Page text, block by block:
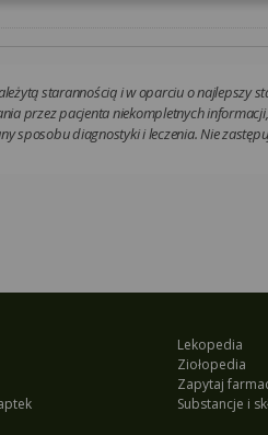
starannością i w oparciu o najlepszy
przez pacjenta niekompletnych
sposobu diagnostyki i leczenia. Nie
Lekopedia
Ziołopedia
Zapytaj
Substancje i